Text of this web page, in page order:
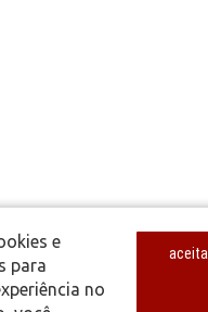
e
para
no